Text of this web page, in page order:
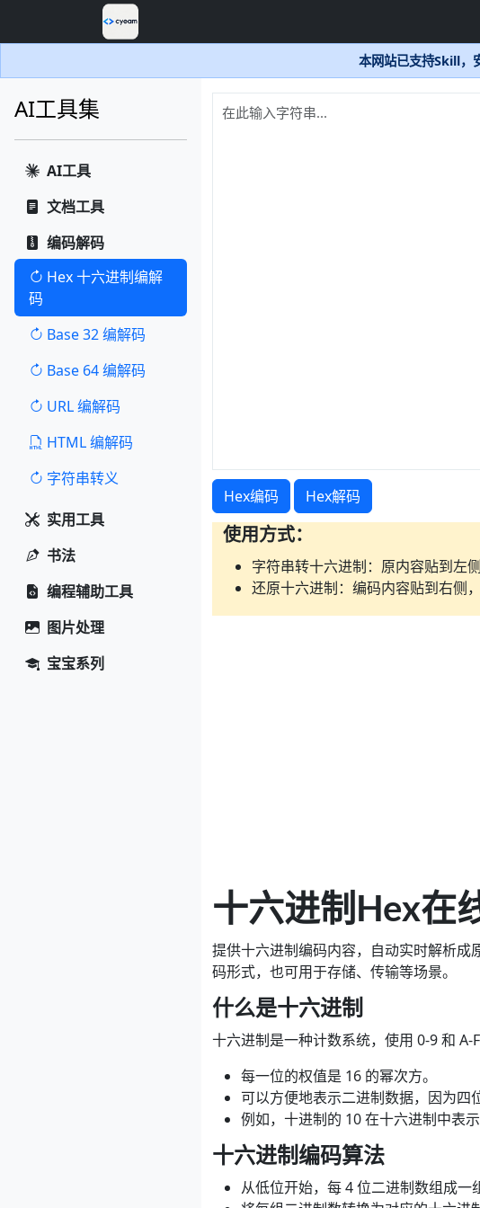
本网站已支持Skill，
AI工具集
AI工具
文档工具
编码解码
Hex 十六进制编解
码
Base 32 编解码
Base 64 编解码
URL 编解码
HTML 编解码
字符串转义
实用工具
书法
编程辅助工具
图片处理
宝宝系列
Hex编码 Hex解码
使用方式：
字符串转十六进制：原内容贴到左
还原十六进制：编码内容贴到右侧
十六进制Hex在
提供十六进制编码内容，自动实时解析成
码形式，也可用于存储、传输等场景。
什么是十六进制
十六进制是一种计数系统，使用 0-9 和 A-
每一位的权值是 16 的幂次方。
可以方便地表示二进制数据，因为四
例如，十进制的 10 在十六进制中表
十六进制编码算法
从低位开始，每 4 位二进制数组成一